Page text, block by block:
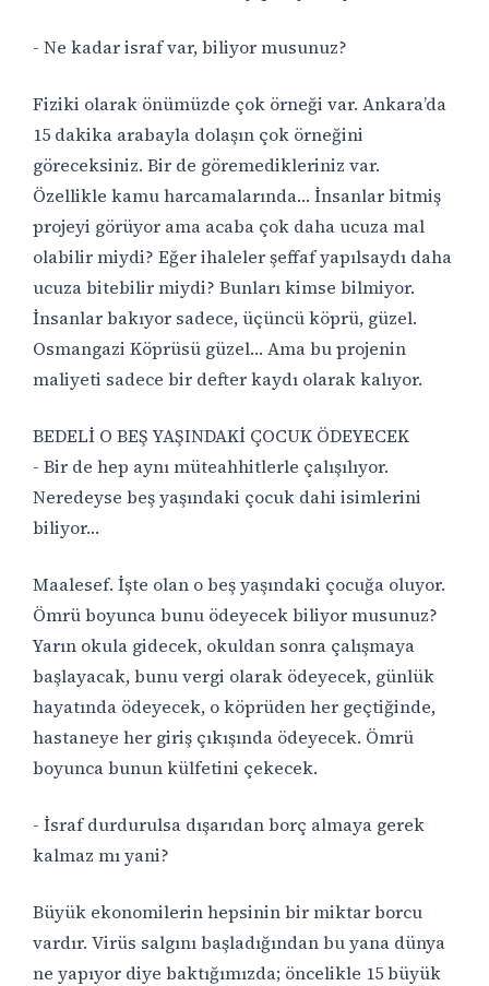
- Ne kadar israf var, biliyor musunuz?
Fiziki olarak önümüzde çok örneği var. Ankara’da
15 dakika arabayla dolaşın çok örneğini
göreceksiniz. Bir de göremedikleriniz var.
Özellikle kamu harcamalarında… İnsanlar bitmiş
projeyi görüyor ama acaba çok daha ucuza mal
olabilir miydi? Eğer ihaleler şeffaf yapılsaydı daha
ucuza bitebilir miydi? Bunları kimse bilmiyor.
İnsanlar bakıyor sadece, üçüncü köprü, güzel.
Osmangazi Köprüsü güzel… Ama bu projenin
maliyeti sadece bir defter kaydı olarak kalıyor.
BEDELİ O BEŞ YAŞINDAKİ ÇOCUK ÖDEYECEK
- Bir de hep aynı müteahhitlerle çalışılıyor.
Neredeyse beş yaşındaki çocuk dahi isimlerini
biliyor…
Maalesef. İşte olan o beş yaşındaki çocuğa oluyor.
Ömrü boyunca bunu ödeyecek biliyor musunuz?
Yarın okula gidecek, okuldan sonra çalışmaya
başlayacak, bunu vergi olarak ödeyecek, günlük
hayatında ödeyecek, o köprüden her geçtiğinde,
hastaneye her giriş çıkışında ödeyecek. Ömrü
boyunca bunun külfetini çekecek.
- İsraf durdurulsa dışarıdan borç almaya gerek
kalmaz mı yani?
Büyük ekonomilerin hepsinin bir miktar borcu
vardır. Virüs salgını başladığından bu yana dünya
ne yapıyor diye baktığımızda; öncelikle 15 büyük